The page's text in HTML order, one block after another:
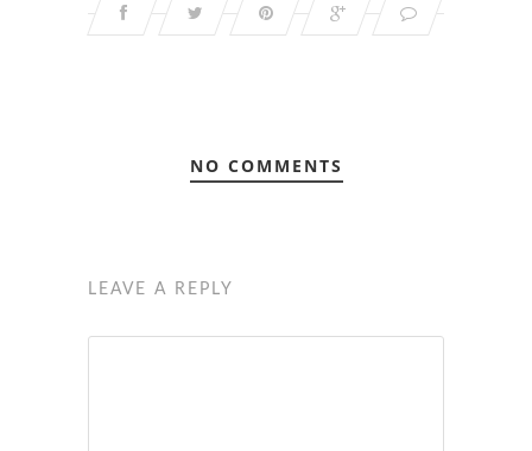
NO COMMENTS
LEAVE A REPLY